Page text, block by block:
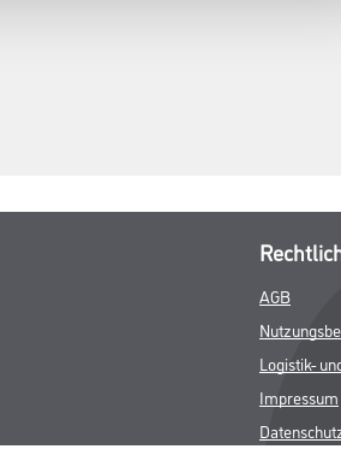
AGB
Logistik-
Impressum